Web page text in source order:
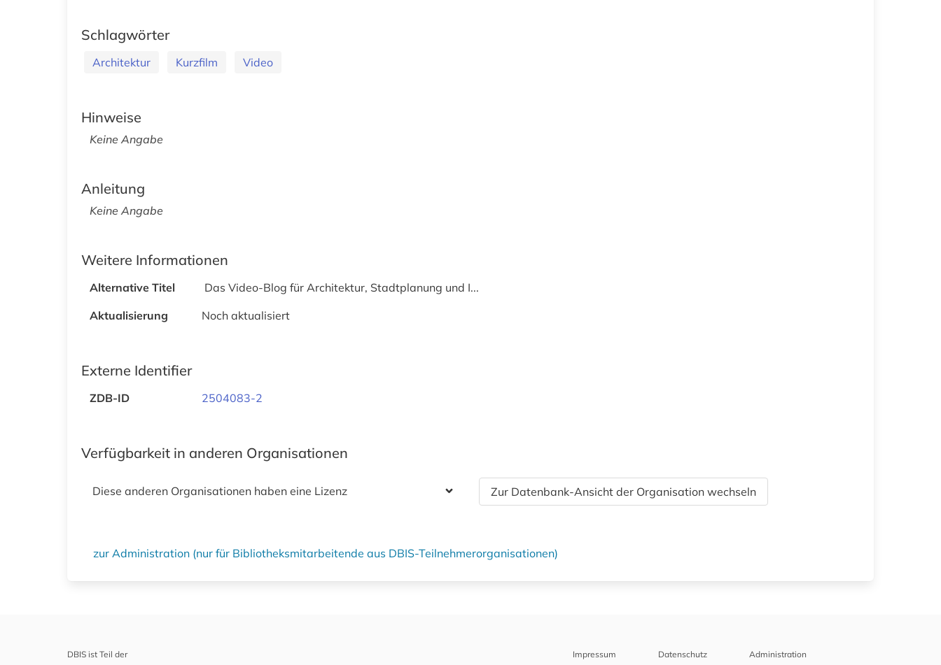
Schlagwörter
Architektur Kurzfilm Video
Hinweise
Keine Angabe
Anleitung
Keine Angabe
Weitere Informationen
Alternative Titel
Das Video-Blog für Architektur, Stadtplanung und I...
Aktualisierung
Noch aktualisiert
Externe Identifier
ZDB-ID 2504083-2
Verfügbarkeit in anderen Organisationen
Diese anderen Organisationen haben eine Lizenz Zur Datenbank-Ansicht der Organisation wechseln
zur Administration (nur für Bibliotheksmitarbeitende aus DBIS-Teilnehmerorganisationen)
DBIS ist Teil der Impressum Datenschutz Administration